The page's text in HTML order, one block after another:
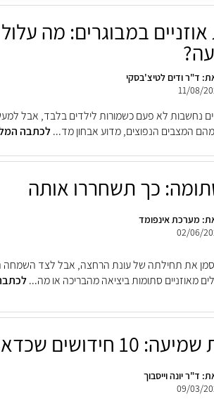
אוזניים במבוגרים: מה
ד"ר ודים לטיצ'בסקי
11/08/
נחשבות לא פעם כשמורות לילדים בלבד, אבל
המצבים הנפוצים, מדוע אבחון מד...לכתבה
כך תשחררו אותה
מערכת אינפומד
02/06/
את תחילתה של עונת הרחצה, אבל לצד השמחה
מאוזניים סתומות ביציאה מהבריכה או מה...
חידושים שכדאי להכיר
ד"ר יונה וייסבוך
09/03/